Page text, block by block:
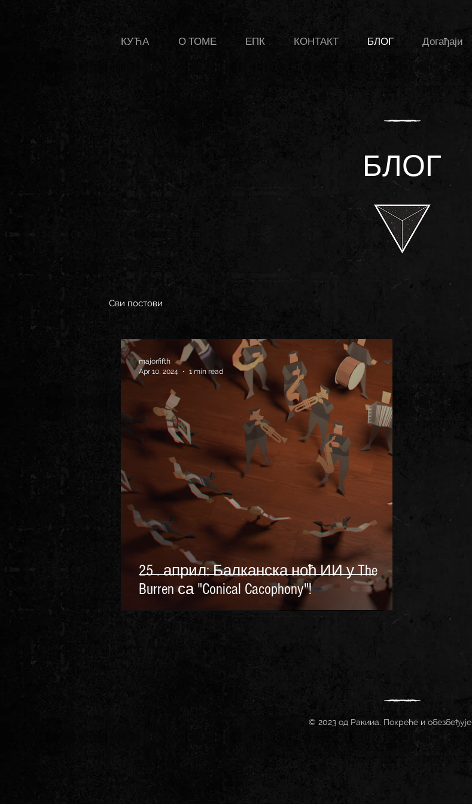
КУЋА О ТОМЕ ЕПК КОНТАКТ БЛОГ Догађаји
БЛОГ
Сви постови
25 . април: Балканска ноћ ИИ у The
Burren са "Conical Cacophony"!
majorfifth
Apr 10, 2024
1 min read
© 2023 од Ракииа. Покреће и обезбеђује